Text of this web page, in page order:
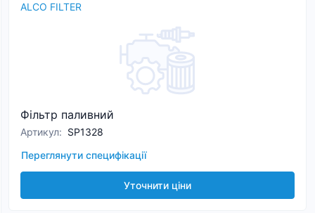
ALCO FILTER
Фільтр паливний
Артикул: SP1328
Переглянути специфікації
Уточнити ціни